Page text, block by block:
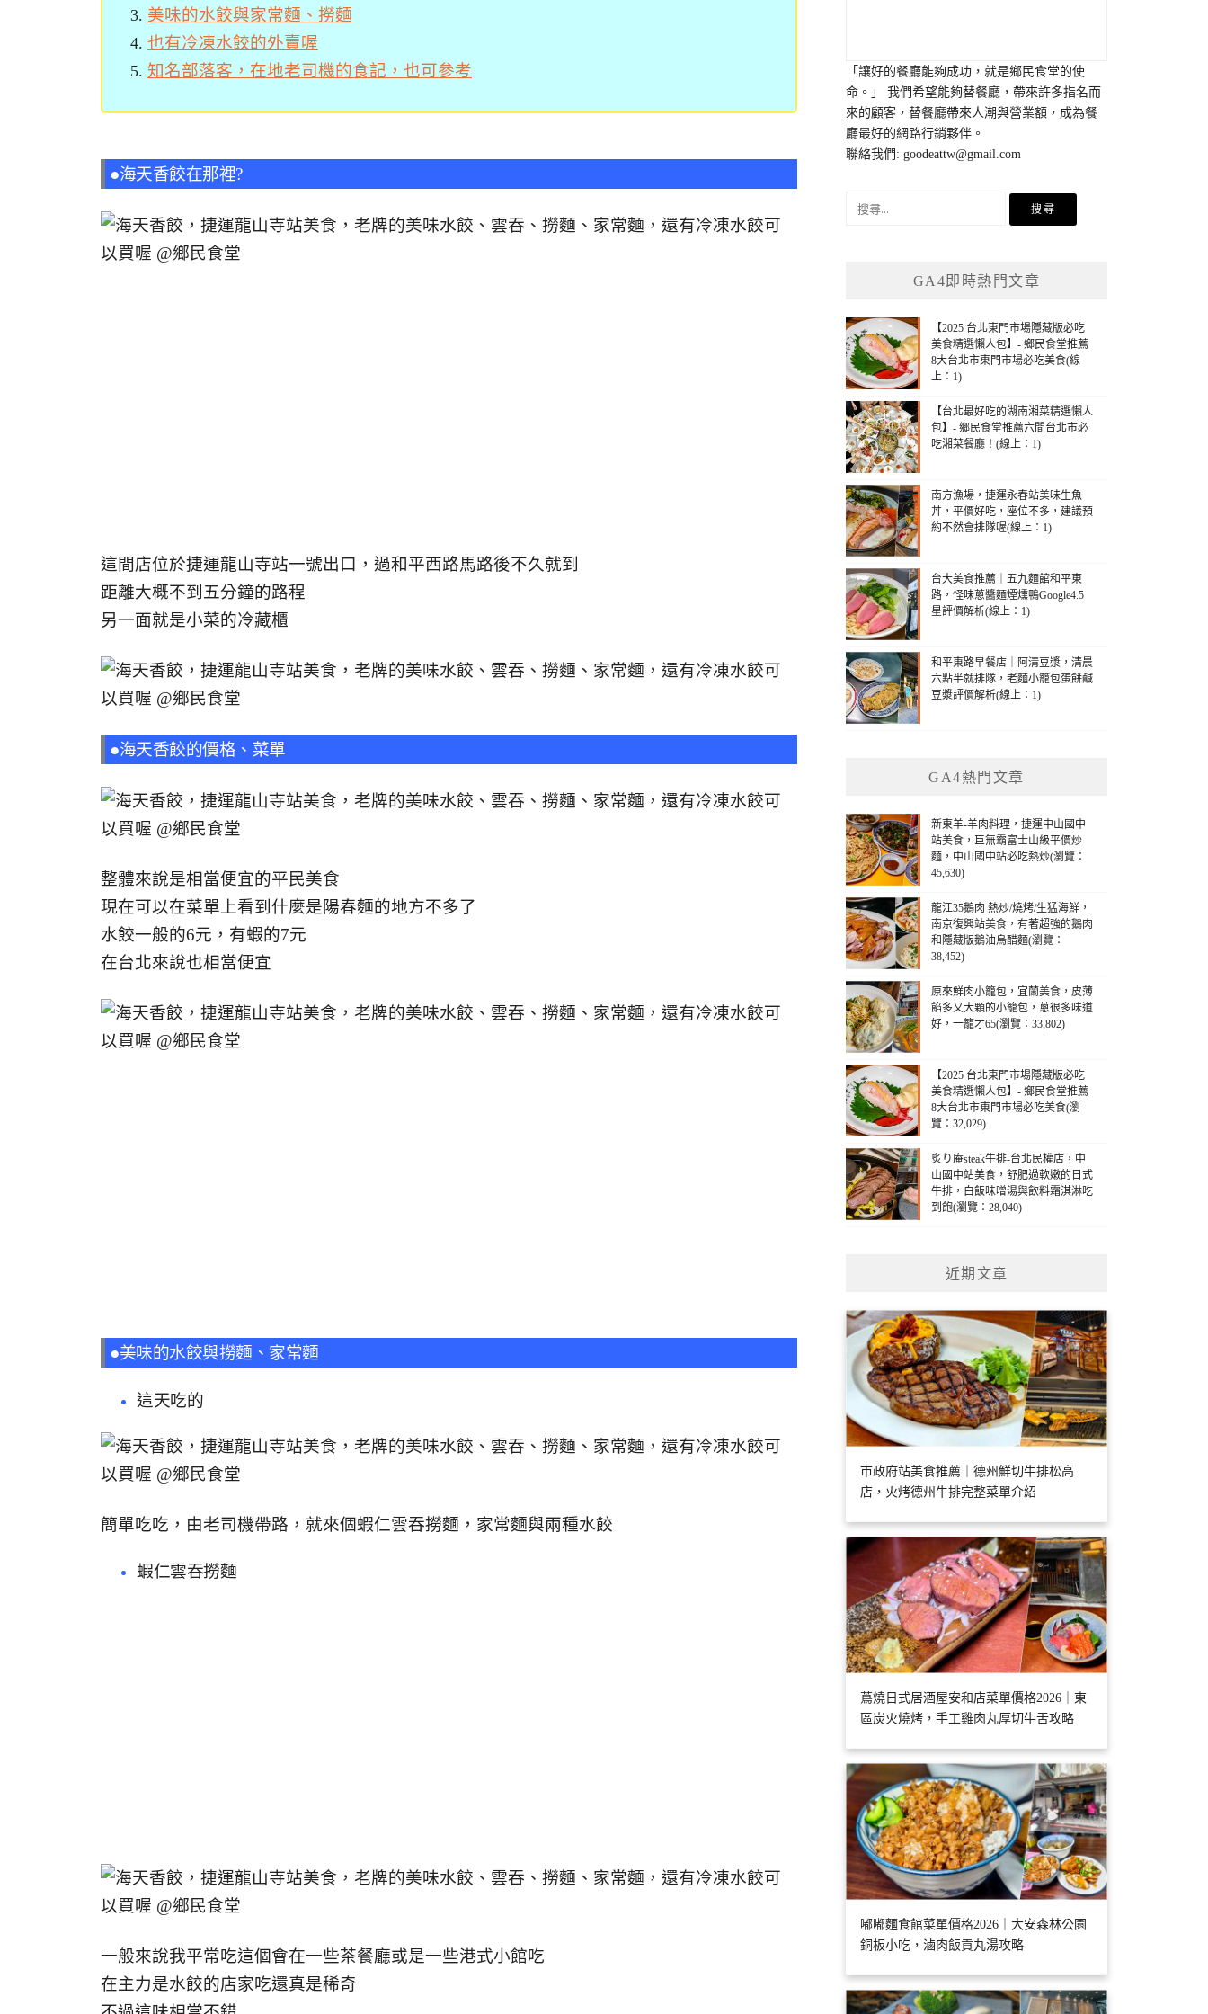
美味的水餃與家常麵、撈麵
也有冷凍水餃的外賣喔
知名部落客，在地老司機的食記，也可參考
●海天香餃在那裡?
這間店位於捷運龍山寺站一號出口，過和平西路馬路後不久就到
距離大概不到五分鐘的路程
另一面就是小菜的冷藏櫃
●海天香餃的價格、菜單
整體來說是相當便宜的平民美食
現在可以在菜單上看到什麼是陽春麵的地方不多了
水餃一般的6元，有蝦的7元
在台北來說也相當便宜
●美味的水餃與撈麵、家常麵
這天吃的
簡單吃吃，由老司機帶路，就來個蝦仁雲吞撈麵，家常麵與兩種水餃
蝦仁雲吞撈麵
一般來說我平常吃這個會在一些茶餐廳或是一些港式小館吃
在主力是水餃的店家吃還真是稀奇
「讓好的餐廳能夠成功，就是鄉民食堂的使
命。」 我們希望能夠替餐廳，帶來許多指名而
來的顧客，替餐廳帶來人潮與營業額，成為餐
廳最好的網路行銷夥伴。
聯絡我們:goodeattw@gmail.com
GA4即時熱門文章
【2025 台北東門市場隱藏版必吃
美食精選懶人包】- 鄉民食堂推薦
8大台北市東門市場必吃美食(線
上：1)
【台北最好吃的湖南湘菜精選懶人
包】- 鄉民食堂推薦六間台北市必
吃湘菜餐廳！(線上：1)
南方漁場，捷運永春站美味生魚
丼，平價好吃，座位不多，建議預
約不然會排隊喔(線上：1)
台大美食推薦｜五九麵館和平東
路，怪味蔥醬麵煙燻鴨Google4.5
星評價解析(線上：1)
和平東路早餐店｜阿清豆漿，清晨
六點半就排隊，老麵小籠包蛋餅鹹
豆漿評價解析(線上：1)
GA4熱門文章
新東羊-羊肉料理，捷運中山國中
站美食，巨無霸富士山級平價炒
麵，中山國中站必吃熱炒(瀏覽：
45,630)
龍江35鵝肉 熱炒/燒烤/生猛海鮮，
南京復興站美食，有著超強的鵝肉
和隱藏版鵝油烏醋麵(瀏覽：
38,452)
原來鮮肉小籠包，宜蘭美食，皮薄
餡多又大顆的小籠包，蔥很多味道
好，一籠才65(瀏覽：33,802)
【2025 台北東門市場隱藏版必吃
美食精選懶人包】- 鄉民食堂推薦
8大台北市東門市場必吃美食(瀏
覽：32,029)
炙り庵steak牛排-台北民權店，中
山國中站美食，舒肥過軟嫩的日式
牛排，白飯味噌湯與飲料霜淇淋吃
到飽(瀏覽：28,040)
近期文章
市政府站美食推薦｜德州鮮切牛排松高
店，火烤德州牛排完整菜單介紹
蔦燒日式居酒屋安和店菜單價格2026｜東
區炭火燒烤，手工雞肉丸厚切牛舌攻略
嘟嘟麵食館菜單價格2026｜大安森林公園
銅板小吃，滷肉飯貢丸湯攻略